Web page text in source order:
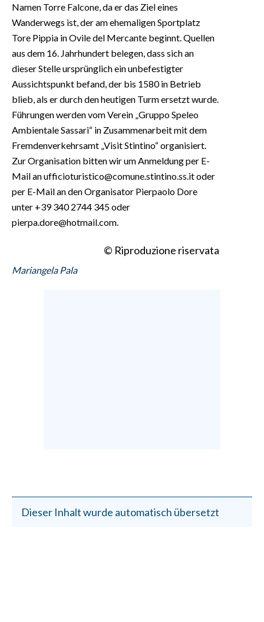
Namen Torre Falcone, da er das Ziel eines
Wanderwegs ist, der am ehemaligen Sportplatz
Tore Pippia in Ovile del Mercante beginnt. Quellen
aus dem 16. Jahrhundert belegen, dass sich an
dieser Stelle ursprünglich ein unbefestigter
Aussichtspunkt befand, der bis 1580 in Betrieb
blieb, als er durch den heutigen Turm ersetzt wurde.
Führungen werden vom Verein „Gruppo Speleo
Ambientale Sassari“ in Zusammenarbeit mit dem
Fremdenverkehrsamt „Visit Stintino“ organisiert.
Zur Organisation bitten wir um Anmeldung per E-
Mail an ufficioturistico@comune.stintino.ss.it oder
per E-Mail an den Organisator Pierpaolo Dore
unter +39 340 2744 345 oder
pierpa.dore@hotmail.com.
© Riproduzione riservata
Mariangela Pala
Dieser Inhalt wurde automatisch übersetzt